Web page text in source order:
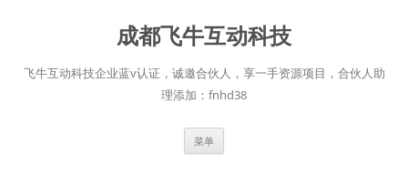
成都飞牛互动科技
飞牛互动科技企业蓝v认证，诚邀合伙人，享一手资源项目，合伙人助
理添加：fnhd38
菜单